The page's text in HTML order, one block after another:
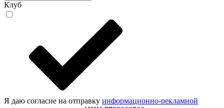
Клуб
Я даю согласие на отправку информационно-рекламной